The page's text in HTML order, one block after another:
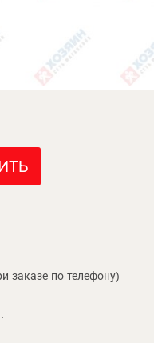
заказе по телефону)